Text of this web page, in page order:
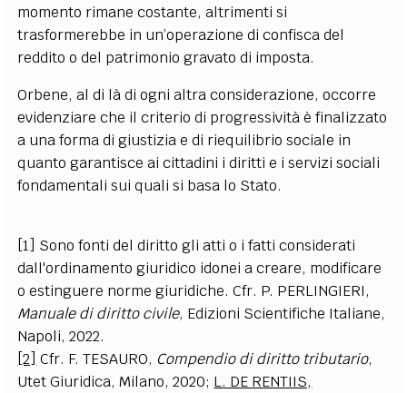
momento rimane costante, altrimenti si
trasformerebbe in un’operazione di confisca del
reddito o del patrimonio gravato di imposta.
Orbene, al di là di ogni altra considerazione, occorre
evidenziare che il criterio di progressività è finalizzato
a una forma di giustizia e di riequilibrio sociale in
quanto garantisce ai cittadini i diritti e i servizi sociali
fondamentali sui quali si basa lo Stato.
[1] Sono fonti del diritto gli atti o i fatti considerati
dall'ordinamento giuridico idonei a creare, modificare
o estinguere norme giuridiche. Cfr. P. PERLINGIERI,
Manuale di diritto civile, Edizioni Scientifiche Italiane,
Napoli, 2022.
[2] Cfr. F. TESAURO, Compendio di diritto tributario,
Utet Giuridica, Milano, 2020; L. DE RENTIIS,